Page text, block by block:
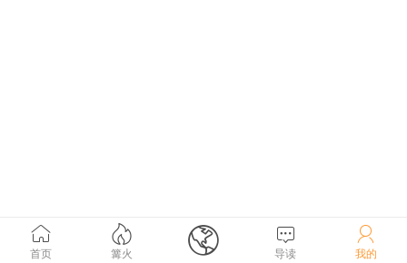

首页

篝火  
导读

我的